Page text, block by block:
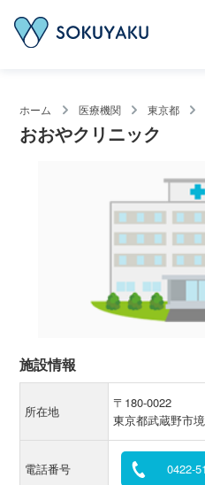
ホーム 医療機関 東京都
おおやクリニック
施設情報
所在地
〒180-0022
東京都武蔵野市
電話番号 0422-